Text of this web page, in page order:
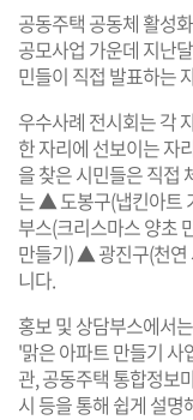
공동주택 공동체 활성
공모사업 가운데 지난
민들이 직접 발표하는
우수사례 전시회는 각
한 자리에 선보이는 자
을 찾은 시민들은 직접
는 ▲ 도봉구(냅킨아트
부스(크리스마스 양초
만들기) ▲ 광진구(천연
니다.
홍보 및 상담부스에서
'맑은 아파트 만들기 사
관, 공동주택 통합정보
시 등을 통해 쉽게 설명